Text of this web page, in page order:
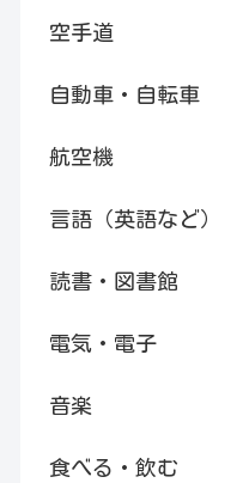
空手道
自動車・自転車
航空機
言語（英語など）
読書・図書館
電気・電子
音楽
食べる・飲む